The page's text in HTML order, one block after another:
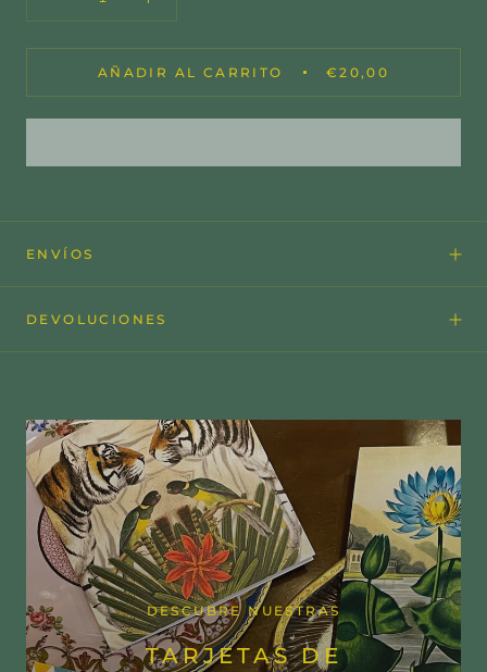
AÑADIR AL CARRITO €20,00
ENVÍOS
DEVOLUCIONES
DESCUBRE NUESTRAS
TARJETAS DE